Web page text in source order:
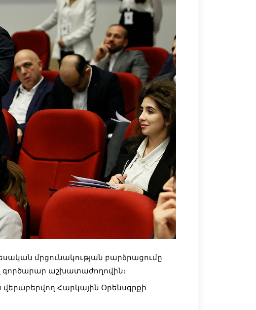
մրցունակության բարձրացումը
գործարար աշխատաժողովին։
Հարկային Օրենսգրքի